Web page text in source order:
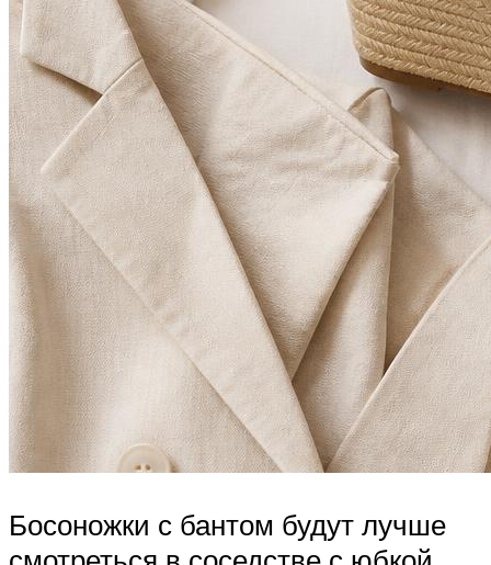
Босоножки с бантом будут лучше